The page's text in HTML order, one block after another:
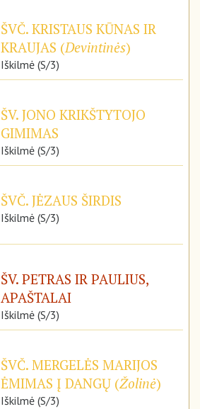
ŠVČ. KRISTAUS KŪNAS IR
KRAUJAS (Devintinės)
Iškilmė (S/3)
ŠV. JONO KRIKŠTYTOJO
GIMIMAS
Iškilmė (S/3)
ŠVČ. JĖZAUS ŠIRDIS
Iškilmė (S/3)
ŠV. PETRAS IR PAULIUS,
APAŠTALAI
Iškilmė (S/3)
ŠVČ. MERGELĖS MARIJOS
ĖMIMAS Į DANGŲ (Žolinė)
Iškilmė (S/3)